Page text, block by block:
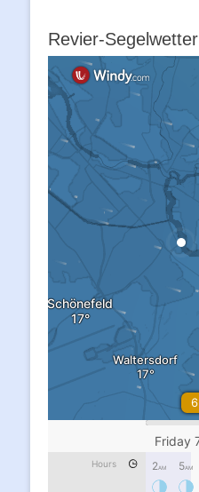
Revier-Segelwetter